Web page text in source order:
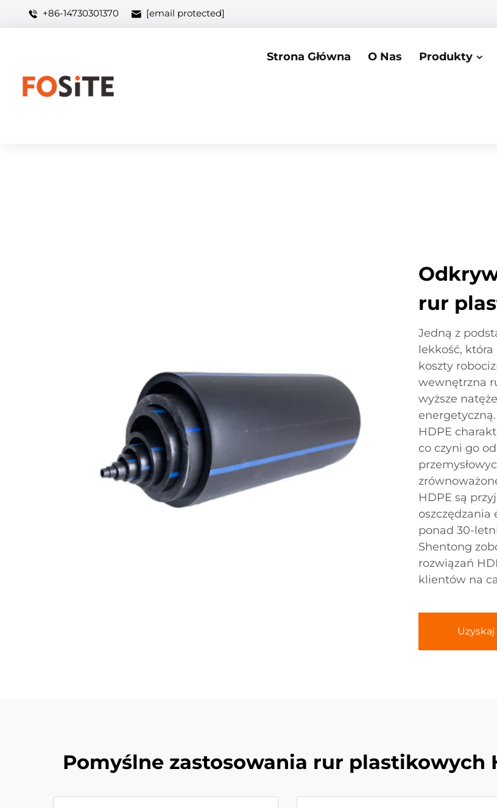
+86-14730301370 [email protected]
Strona Główna O Nas Produkty
rur
Jedną z
lekkość,
koszty
wewnętrzna
wyższe
HDPE
co czyni go
HDPE są
ponad 30-
Shentong
rozwiązań
klientów na
Pomyślne zastosowania rur plastikowych